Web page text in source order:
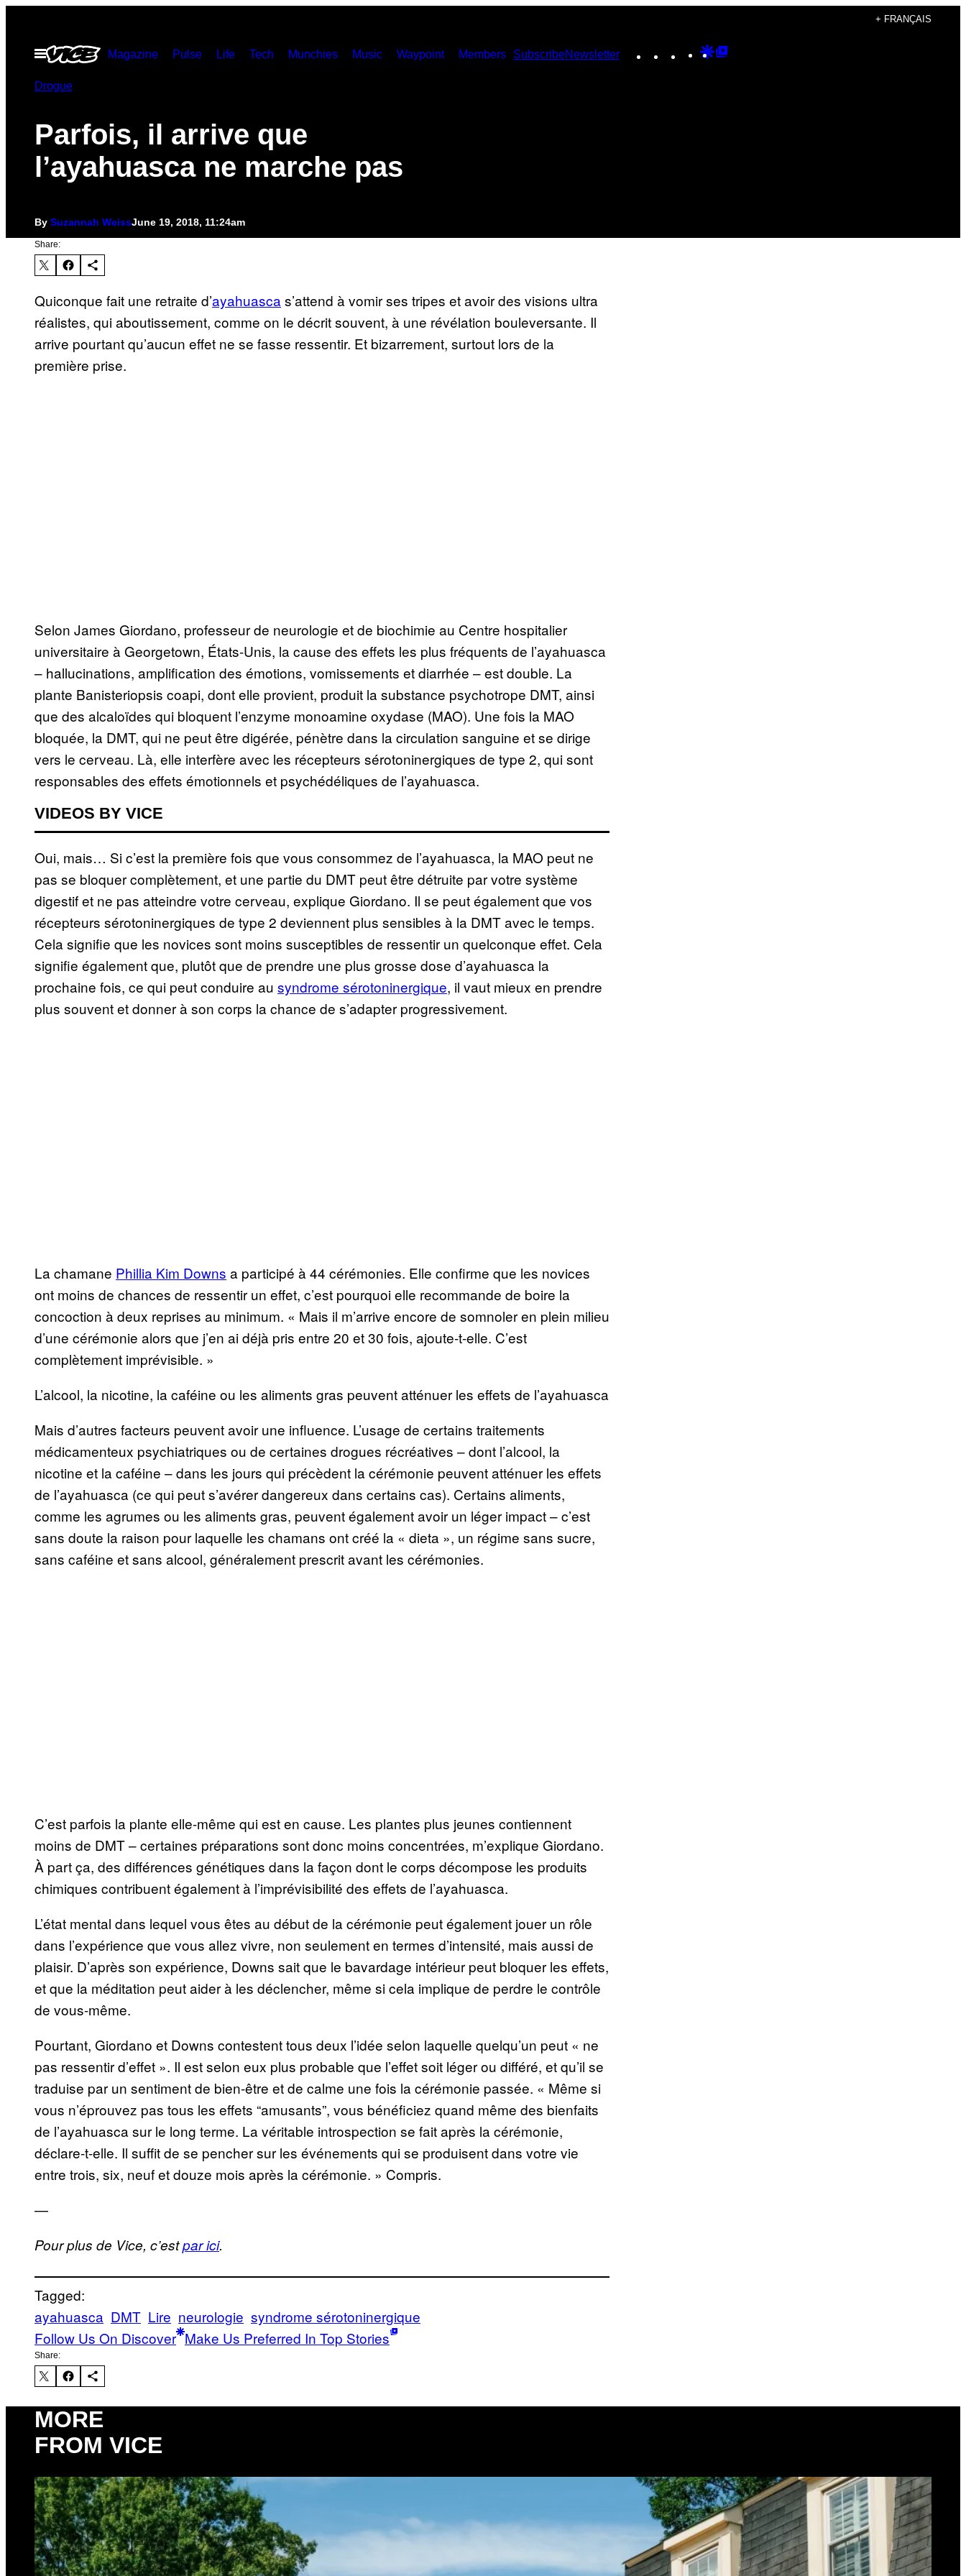
content
+ FRANÇAIS
Open
Menu
Magazine Pulse Life Tech Munchies Music Waypoint Members SubscribeNewsletter Instagram
TikTokYouTube
Google
Drogue
Parfois, il arrive que
l’ayahuasca ne marche pas
By Suzannah WeissJune 19, 2018, 11:24am
Share:
Quiconque fait une retraite d’ayahuasca s’attend à vomir ses tripes et avoir des visions ultra
réalistes, qui aboutissement, comme on le décrit souvent, à une révélation bouleversante. Il
arrive pourtant qu’aucun effet ne se fasse ressentir. Et bizarrement, surtout lors de la
première prise.
Selon James Giordano, professeur de neurologie et de biochimie au Centre hospitalier
universitaire à Georgetown, États-Unis, la cause des effets les plus fréquents de l’ayahuasca
– hallucinations, amplification des émotions, vomissements et diarrhée – est double. La
plante Banisteriopsis coapi, dont elle provient, produit la substance psychotrope DMT, ainsi
que des alcaloïdes qui bloquent l’enzyme monoamine oxydase (MAO). Une fois la MAO
bloquée, la DMT, qui ne peut être digérée, pénètre dans la circulation sanguine et se dirige
vers le cerveau. Là, elle interfère avec les récepteurs sérotoninergiques de type 2, qui sont
responsables des effets émotionnels et psychédéliques de l’ayahuasca.
VIDEOS BY VICE
Oui, mais… Si c’est la première fois que vous consommez de l’ayahuasca, la MAO peut ne
pas se bloquer complètement, et une partie du DMT peut être détruite par votre système
digestif et ne pas atteindre votre cerveau, explique Giordano. Il se peut également que vos
récepteurs sérotoninergiques de type 2 deviennent plus sensibles à la DMT avec le temps.
Cela signifie que les novices sont moins susceptibles de ressentir un quelconque effet. Cela
signifie également que, plutôt que de prendre une plus grosse dose d’ayahuasca la
prochaine fois, ce qui peut conduire au syndrome sérotoninergique, il vaut mieux en prendre
plus souvent et donner à son corps la chance de s’adapter progressivement.
La chamane Phillia Kim Downs a participé à 44 cérémonies. Elle confirme que les novices
ont moins de chances de ressentir un effet, c’est pourquoi elle recommande de boire la
concoction à deux reprises au minimum. « Mais il m’arrive encore de somnoler en plein milieu
d’une cérémonie alors que j’en ai déjà pris entre 20 et 30 fois, ajoute-t-elle. C’est
complètement imprévisible. »
L’alcool, la nicotine, la caféine ou les aliments gras peuvent atténuer les effets de l’ayahuasca
Mais d’autres facteurs peuvent avoir une influence. L’usage de certains traitements
médicamenteux psychiatriques ou de certaines drogues récréatives – dont l’alcool, la
nicotine et la caféine – dans les jours qui précèdent la cérémonie peuvent atténuer les effets
de l’ayahuasca (ce qui peut s’avérer dangereux dans certains cas). Certains aliments,
comme les agrumes ou les aliments gras, peuvent également avoir un léger impact – c’est
sans doute la raison pour laquelle les chamans ont créé la « dieta », un régime sans sucre,
sans caféine et sans alcool, généralement prescrit avant les cérémonies.
C’est parfois la plante elle-même qui est en cause. Les plantes plus jeunes contiennent
moins de DMT – certaines préparations sont donc moins concentrées, m’explique Giordano.
À part ça, des différences génétiques dans la façon dont le corps décompose les produits
chimiques contribuent également à l’imprévisibilité des effets de l’ayahuasca.
L’état mental dans lequel vous êtes au début de la cérémonie peut également jouer un rôle
dans l’expérience que vous allez vivre, non seulement en termes d’intensité, mais aussi de
plaisir. D’après son expérience, Downs sait que le bavardage intérieur peut bloquer les effets,
et que la méditation peut aider à les déclencher, même si cela implique de perdre le contrôle
de vous-même.
Pourtant, Giordano et Downs contestent tous deux l’idée selon laquelle quelqu’un peut « ne
pas ressentir d’effet ». Il est selon eux plus probable que l’effet soit léger ou différé, et qu’il se
traduise par un sentiment de bien-être et de calme une fois la cérémonie passée. « Même si
vous n’éprouvez pas tous les effets “amusants”, vous bénéficiez quand même des bienfaits
de l’ayahuasca sur le long terme. La véritable introspection se fait après la cérémonie,
déclare-t-elle. Il suffit de se pencher sur les événements qui se produisent dans votre vie
entre trois, six, neuf et douze mois après la cérémonie. » Compris.
—
Pour plus de Vice, c’estpar ici.
Tagged:
ayahuasca DMT Lire neurologie syndrome sérotoninergique​
Follow Us On Discover Make Us Preferred In Top Stories
Share:
MORE
FROM VICE